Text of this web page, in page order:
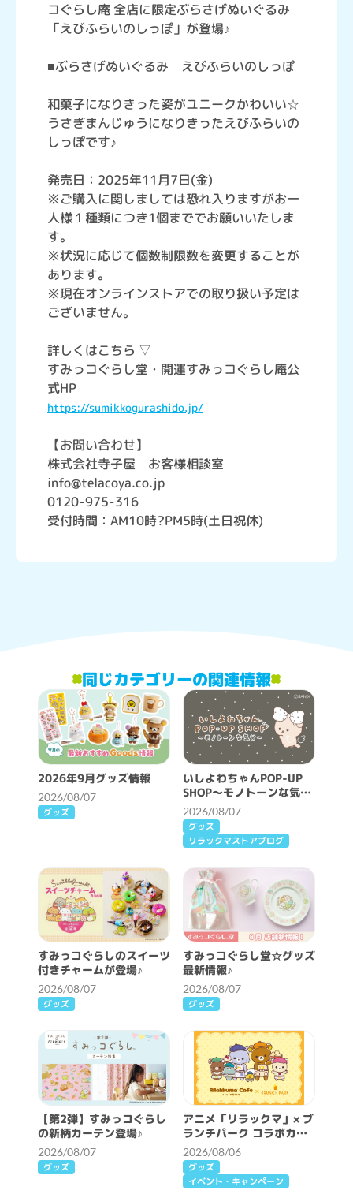
コぐらし庵 全店に限定ぶらさげぬいぐるみ
「えびふらいのしっぽ」が登場♪
■ぶらさげぬいぐるみ えびふらいのしっぽ
和菓子になりきった姿がユニークかわいい☆
うさぎまんじゅうになりきったえびふらいの
しっぽです♪
発売日：2025年11月7日(金)
※ご購入に関しましては恐れ入りますがお一
人様１種類につき1個まででお願いいたしま
す。
※状況に応じて個数制限数を変更することが
あります。
※現在オンラインストアでの取り扱い予定は
ございません。
詳しくはこちら ▽
すみっコぐらし堂・開運すみっコぐらし庵公
式HP
https://sumikkogurashido.jp/
【お問い合わせ】
株式会社寺子屋 お客様相談室
info@telacoya.co.jp
0120-975-316
受付時間：AM10時?PM5時(土日祝休)
同じカテゴリーの関連情報
2026年9月グッズ情報
2026/08/07
グッズ
いしよわちゃんPOP-UP
SHOP～モノトーンな気分
～開催決定！
2026/08/07
グッズ
リラックマストアブログ
すみっコぐらしのスイーツ
付きチャームが登場♪
2026/08/07
グッズ
すみっコぐらし堂☆グッズ
最新情報♪
2026/08/07
グッズ
【第2弾】すみっコぐらし
の新柄カーテン登場♪
2026/08/07
グッズ
アニメ「リラックマ」× ブ
ランチパーク コラボカフ
ェ開催決定！
2026/08/06
グッズ
イベント・キャンペーン